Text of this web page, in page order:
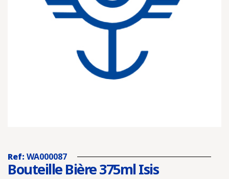
Ref: WA000087
Bouteille Bière 375ml Isis